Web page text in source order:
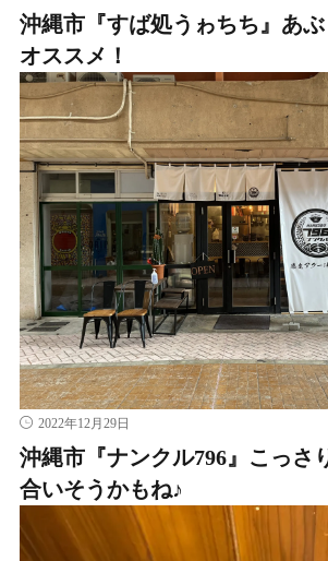
沖縄市『すば処うゎちち』あ
オススメ！
2022年12月29日
沖縄市『ナンクル796』こっさ
合いそうかもね♪